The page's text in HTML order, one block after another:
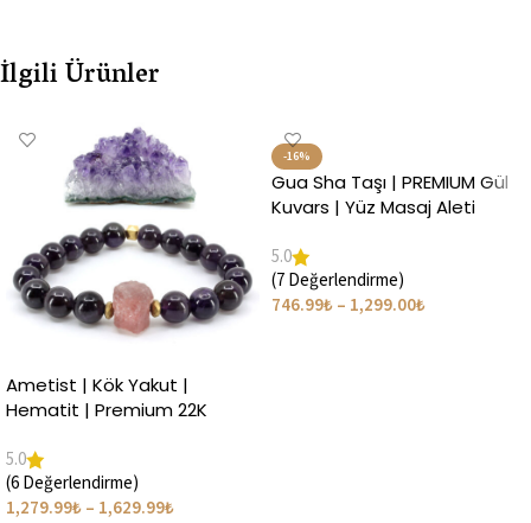
İlgili Ürünler
Ametist | Kök Yakut |
Hematit | Premium 22K
5.0
(6 Değerlendirme)
1,279.99₺– 1,629.99₺
-16%
Gua Sha Taşı | PREMIUM Gül
Kuvars | Yüz Masaj Aleti
5.0
(7 Değerlendirme)
746.99₺– 1,299.00₺